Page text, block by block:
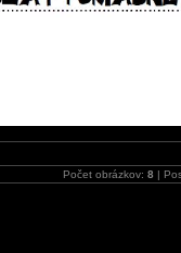
Počet obrázkov: 8 |